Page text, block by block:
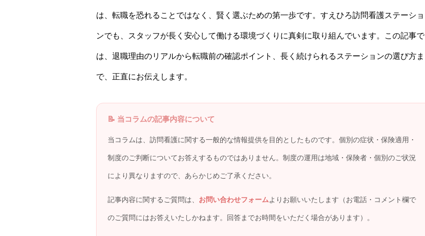
は、転職を恐れることではなく、賢く選ぶための第一歩です。すえひろ訪問看護ステーショ
ンでも、スタッフが長く安心して働ける環境づくりに真剣に取り組んでいます。この記事で
は、退職理由のリアルから転職前の確認ポイント、長く続けられるステーションの選び方ま
で、正直にお伝えします。
📝 当コラムの記事内容について
当コラムは、訪問看護に関する一般的な情報提供を目的としたものです。個別の症状・保険適用・
制度のご判断についてお答えするものではありません。制度の運用は地域・保険者・個別のご状況
により異なりますので、あらかじめご了承ください。
記事内容に関するご質問は、 お問い合わせフォームよりお願いいたします（お電話・コメント欄で
のご質問にはお答えいたしかねます。回答までお時間をいただく場合があります）。